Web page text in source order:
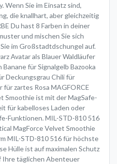
Wenn Sie im Einsatz sind,
die knallhart, aber gleichzeitig
Du hast 8 Farben in deiner
und mischen Sie sich
im Großstadtdschungel auf.
Avatar als Blauer Waldläufer
für Signalgelb Bazooka
Deckungsgrau Chili für
zartes Rosa MAGFORCE
Smoothie ist mit der MagSafe-
für kabelloses Laden oder
Funktionen. MIL-STD-810 516
MagForce Velvet Smoothie
MIL-STD-810 516 für höchste
Hülle ist auf maximalen Schutz
Ihre täglichen Abenteuer